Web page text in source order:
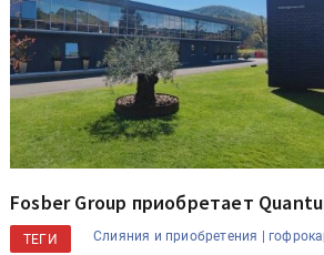
Fosber Group приобретает
ТЕГИ Слияния и приобретения |